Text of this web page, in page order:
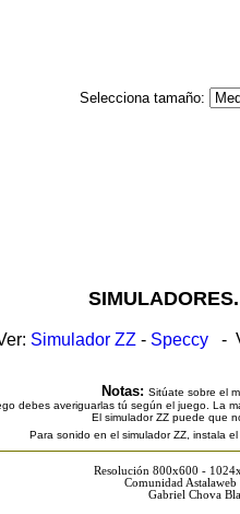
Selecciona tamaño:
Simulador ZZ - Speccy -
Notas: Sitúate sobre el
debes averiguarlas tú según el juego. La
El simulador ZZ puede que
Para sonido en el simulador ZZ, instala
Resolución 800x600 -
Comunidad
Gabriel Chova